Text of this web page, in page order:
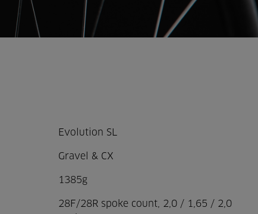
Evolution SL
Gravel & CX
1385g
28F/28R spoke count, 2,0 / 1,65 / 2,0